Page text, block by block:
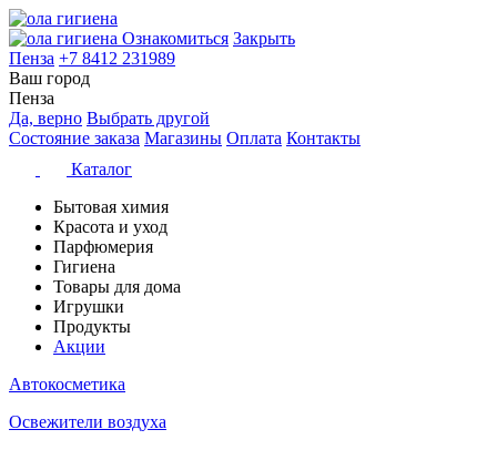
Ознакомиться Закрыть
Пенза +7 8412 231989
Ваш город
Пенза
Да, верно Выбрать другой
Состояние заказа Магазины Оплата Контакты
Каталог
Бытовая химия
Красота и уход
Парфюмерия
Гигиена
Товары для дома
Игрушки
Продукты
Акции
Автокосметика
Освежители воздуха